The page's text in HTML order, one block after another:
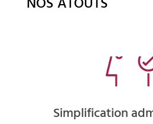
Simplification